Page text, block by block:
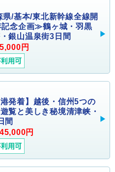
/基本/東北新幹線全線開
記念企画≫鶴ヶ城・羽黒
銀山温泉街3日間
円
港発着】越後・信州5つの
覧と美しき秘境清津峡・
間
円